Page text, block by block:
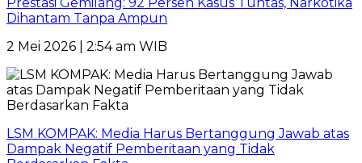
Dihantam Tanpa Ampun
2 Mei 2026 | 2:54 am WIB
LSM KOMPAK: Media Harus Bertanggung Jawab atas
Dampak Negatif Pemberitaan yang Tidak